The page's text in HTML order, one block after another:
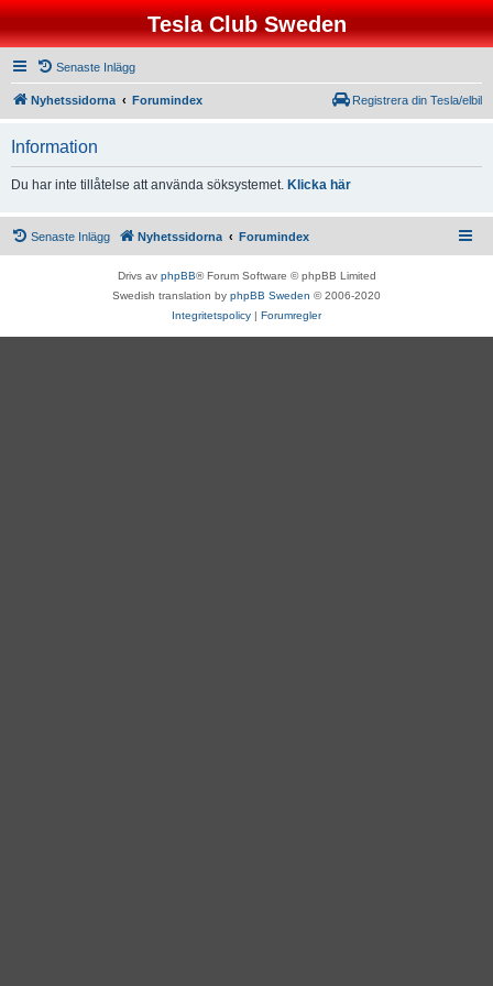
Tesla Club Sweden
Senaste Inlägg
Nyhetssidorna Forumindex Registrera din Tesla/elbil
Information
Du har inte tillåtelse att använda söksystemet. Klicka här
Senaste Inlägg Nyhetssidorna Forumindex
Drivs av phpBB® Forum Software © phpBB Limited
Swedish translation by phpBB Sweden © 2006-2020
Integritetspolicy | Forumregler